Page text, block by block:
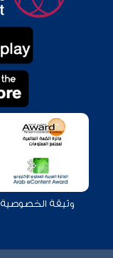
وثيقة الخصوصية